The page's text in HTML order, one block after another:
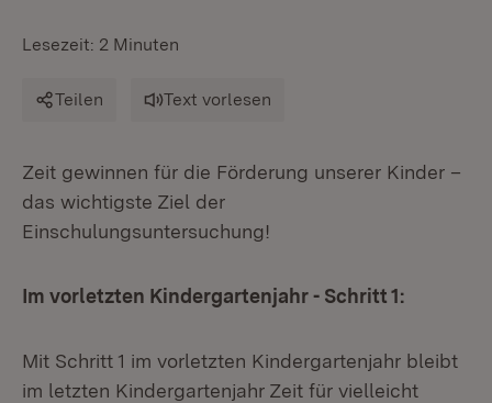
Lesezeit: 2 Minuten
Teilen Text vorlesen
Zeit gewinnen für die Förderung unserer Kinder –
das wichtigste Ziel der
Einschulungsuntersuchung!
Im vorletzten Kindergartenjahr - Schritt 1:
Mit Schritt 1 im vorletzten Kindergartenjahr bleibt
im letzten Kindergartenjahr Zeit für vielleicht